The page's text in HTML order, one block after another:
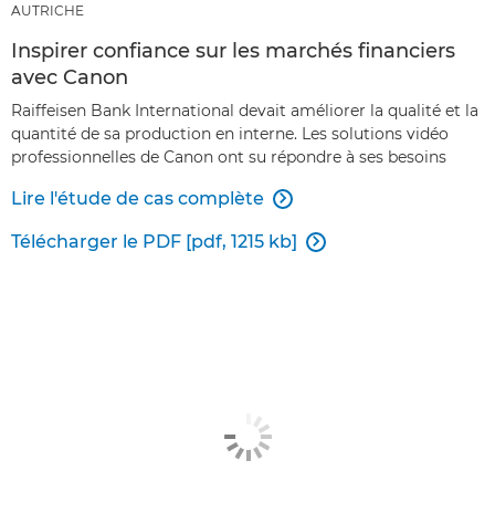
AUTRICHE
Inspirer confiance sur les marchés financiers
avec Canon
Raiffeisen Bank International devait améliorer la qualité et la
quantité de sa production en interne. Les solutions vidéo
professionnelles de Canon ont su répondre à ses besoins
Lire l'étude de cas complète 
Télécharger le PDF [pdf, 1215 kb] 